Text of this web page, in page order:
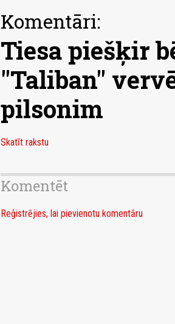
Komentāri:
Tiesa piešķir
"Taliban"
pilsonim
Skatīt rakstu
Komentēt
Reģistrējies, lai pievienotu komentāru